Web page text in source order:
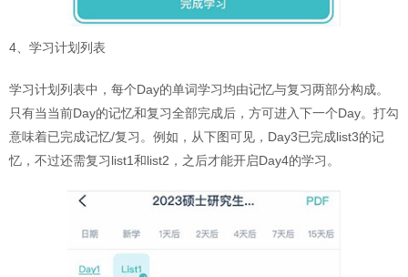
4、学习计划列表
学习计划列表中，每个Day的单词学习均由记忆与复习两部分构成。
只有当当前Day的记忆和复习全部完成后，方可进入下一个Day。打勾
意味着已完成记忆/复习。例如，从下图可见，Day3已完成list3的记
忆，不过还需复习list1和list2，之后才能开启Day4的学习。